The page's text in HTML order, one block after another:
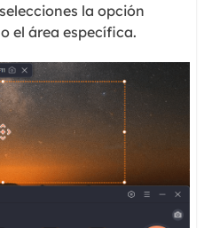
la opción
el área específica.